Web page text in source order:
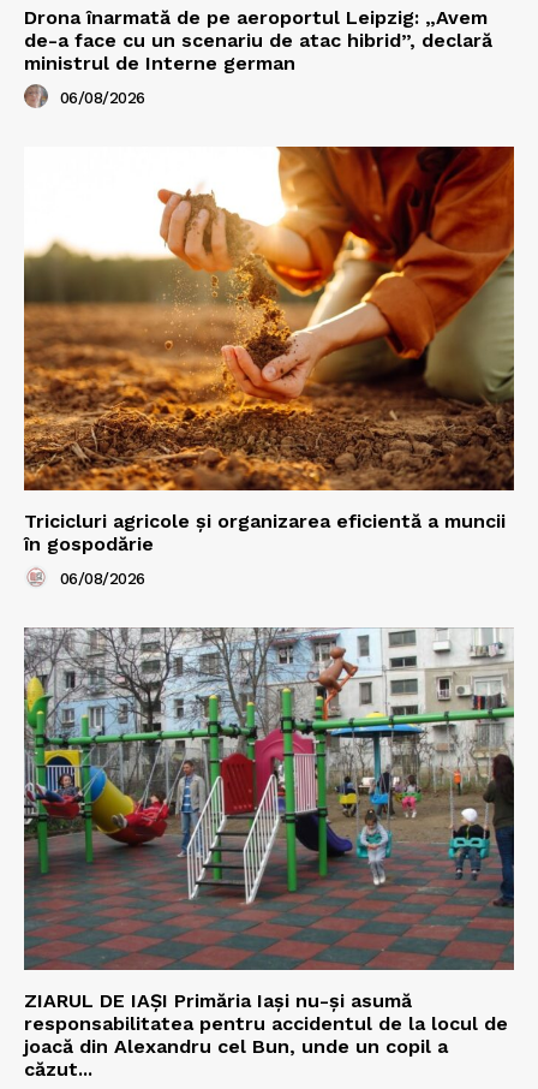
Drona înarmată de pe aeroportul Leipzig: „Avem
de-a face cu un scenariu de atac hibrid”, declară
ministrul de Interne german
06/08/2026
Tricicluri agricole și organizarea eficientă a muncii
în gospodărie
06/08/2026
ZIARUL DE IAȘI Primăria Iași nu-și asumă
responsabilitatea pentru accidentul de la locul de
joacă din Alexandru cel Bun, unde un copil a
căzut...